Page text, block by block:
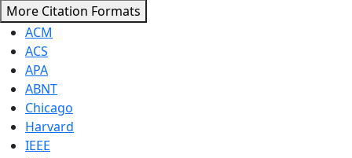
More Citation Formats
ACM
ACS
APA
ABNT
Chicago
Harvard
IEEE